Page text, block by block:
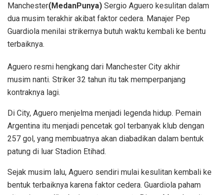
Manchester(MedanPunya) Sergio Aguero kesulitan dalam
dua musim terakhir akibat faktor cedera. Manajer Pep
Guardiola menilai strikernya butuh waktu kembali ke bentu
terbaiknya.
Aguero resmi hengkang dari Manchester City akhir
musim nanti. Striker 32 tahun itu tak memperpanjang
kontraknya lagi.
Di City, Aguero menjelma menjadi legenda hidup. Pemain
Argentina itu menjadi pencetak gol terbanyak klub dengan
257 gol, yang membuatnya akan diabadikan dalam bentuk
patung di luar Stadion Etihad.
Sejak musim lalu, Aguero sendiri mulai kesulitan kembali ke
bentuk terbaiknya karena faktor cedera. Guardiola paham